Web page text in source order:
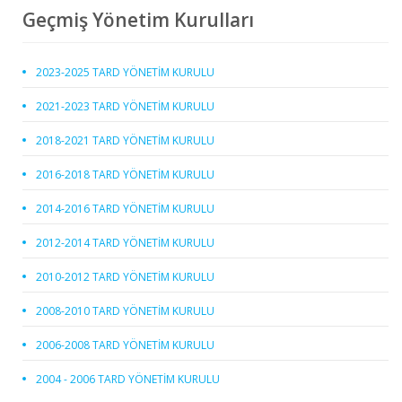
Geçmiş Yönetim Kurulları
2023-2025 TARD YÖNETİM KURULU
2021-2023 TARD YÖNETİM KURULU
2018-2021 TARD YÖNETİM KURULU
2016-2018 TARD YÖNETİM KURULU
2014-2016 TARD YÖNETİM KURULU
2012-2014 TARD YÖNETİM KURULU
2010-2012 TARD YÖNETİM KURULU
2008-2010 TARD YÖNETİM KURULU
2006-2008 TARD YÖNETİM KURULU
2004 - 2006 TARD YÖNETİM KURULU